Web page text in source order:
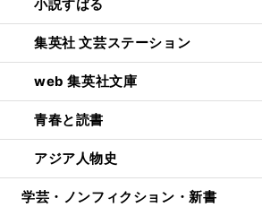
小説すばる
集英社 文芸ステーション
web 集英社文庫
青春と読書
アジア人物史
学芸・ノンフィクション・新書